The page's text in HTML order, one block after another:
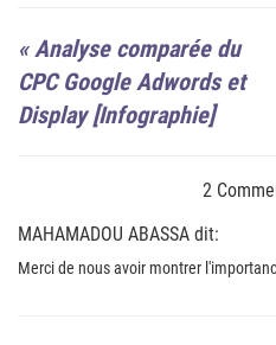
«Analyse comparée du
CPC Google Adwords et
Display [Infographie]
2
MAHAMADOU ABASSA dit:
Merci de nous avoir montrer